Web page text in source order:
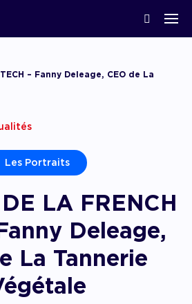
Les groupes de travail
Agenda
Les appels
à candidatures, appel à manifestation
Start Up
Offres d’emploi
Panoramas
Chatbot financement
Chatbot accompagnement
TECH – Fanny Deleage, CEO de La
Les Portraits
LA FRENCH
Deleage,
La Tannerie